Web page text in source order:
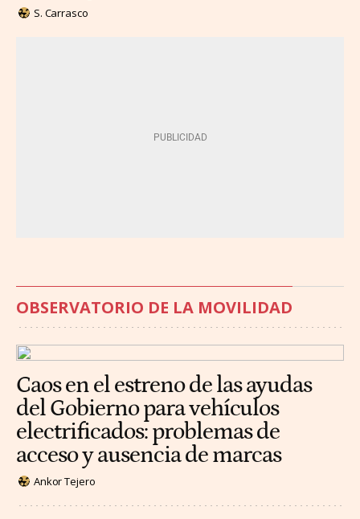
S. Carrasco
OBSERVATORIO DE LA MOVILIDAD
Caos en el estreno de las ayudas
del Gobierno para vehículos
electrificados: problemas de
acceso y ausencia de marcas
Ankor Tejero